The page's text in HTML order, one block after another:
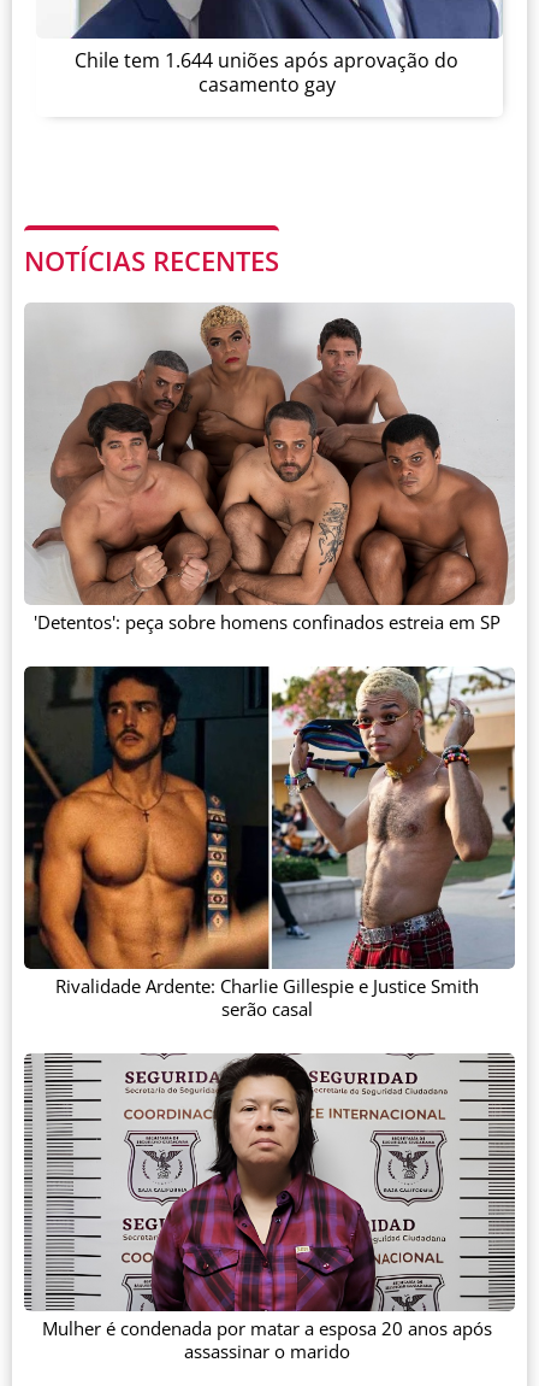
Chile tem 1.644 uniões após aprovação do
casamento gay
NOTÍCIAS RECENTES
'Detentos': peça sobre homens confinados estreia em SP
Rivalidade Ardente: Charlie Gillespie e Justice Smith
serão casal
Mulher é condenada por matar a esposa 20 anos após
assassinar o marido